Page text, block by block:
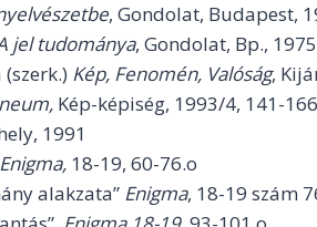
, Gondolat, Budapest,
jel tudománya, Gondolat, Bp., 1975
Kép, Fenomén, Valóság,
Kép-képiség, 1993/4, 141-
1991
Enigma, 18-19, 60-76.o
alakzata” Enigma, 18-19 szám